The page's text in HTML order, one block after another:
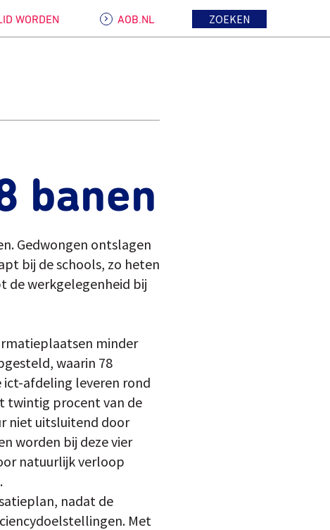
WORDEN AOB.NL ZOEKEN
banen
Gedwongen ontslagen
bij de schools, zo heten
de werkgelegenheid bij
minder
waarin 78
afdeling leveren rond
twintig procent van de
niet uitsluitend door
worden bij deze vier
natuurlijk verloop
nadat de
Met